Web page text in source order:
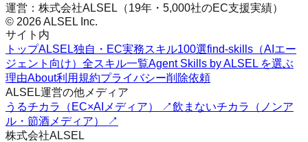
運営：株式会社ALSEL（19年・5,000社のEC支援実績）
© 2026 ALSEL Inc.
サイト内
トップALSEL独自・EC実務スキル100選find-skills（AIエー
ジェント向け） 全スキル一覧Agent Skills by ALSEL を選ぶ
理由About利用規約プライバシー削除依頼
ALSEL運営の他メディア
うるチカラ（EC×AIメディア） ↗飲まないチカラ（ノンア
ル・節酒メディア） ↗
株式会社ALSEL